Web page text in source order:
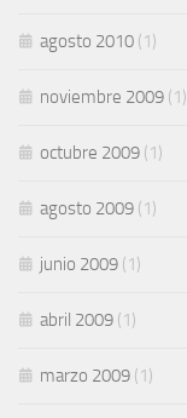
agosto 2010 (1)
noviembre 2009 (1)
octubre 2009 (1)
agosto 2009 (1)
junio 2009 (1)
abril 2009 (1)
marzo 2009 (1)